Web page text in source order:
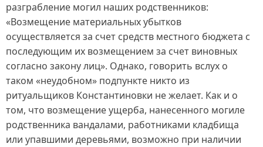
разграбление могил наших родственников:
«Возмещение материальных убытков
осуществляется за счет средств местного бюджета с
последующим их возмещением за счет виновных
согласно закону лиц». Однако, говорить вслух о
таком «неудобном» подпункте никто из
ритуальщиков Константиновки не желает. Как и о
том, что возмещение ущерба, нанесенного могиле
родственника вандалами, работниками кладбища
или упавшими деревьями, возможно при наличии